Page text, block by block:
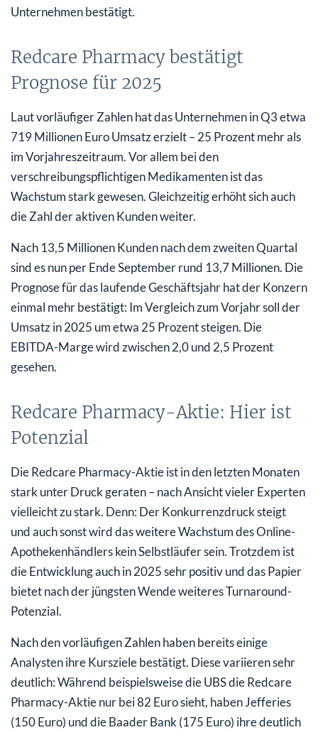
Unternehmen bestätigt.
Redcare Pharmacy bestätigt
Prognose für 2025
Laut vorläufiger Zahlen hat das Unternehmen in Q3 etwa
719 Millionen Euro Umsatz erzielt – 25 Prozent mehr als
im Vorjahreszeitraum. Vor allem bei den
verschreibungspflichtigen Medikamenten ist das
Wachstum stark gewesen. Gleichzeitig erhöht sich auch
die Zahl der aktiven Kunden weiter.
Nach 13,5 Millionen Kunden nach dem zweiten Quartal
sind es nun per Ende September rund 13,7 Millionen. Die
Prognose für das laufende Geschäftsjahr hat der Konzern
einmal mehr bestätigt: Im Vergleich zum Vorjahr soll der
Umsatz in 2025 um etwa 25 Prozent steigen. Die
EBITDA-Marge wird zwischen 2,0 und 2,5 Prozent
gesehen.
Redcare Pharmacy-Aktie: Hier ist
Potenzial
Die Redcare Pharmacy-Aktie ist in den letzten Monaten
stark unter Druck geraten – nach Ansicht vieler Experten
vielleicht zu stark. Denn: Der Konkurrenzdruck steigt
und auch sonst wird das weitere Wachstum des Online-
Apothekenhändlers kein Selbstläufer sein. Trotzdem ist
die Entwicklung auch in 2025 sehr positiv und das Papier
bietet nach der jüngsten Wende weiteres Turnaround-
Potenzial.
Nach den vorläufigen Zahlen haben bereits einige
Analysten ihre Kursziele bestätigt. Diese variieren sehr
deutlich: Während beispielsweise die UBS die Redcare
Pharmacy-Aktie nur bei 82 Euro sieht, haben Jefferies
(150 Euro) und die Baader Bank (175 Euro) ihre deutlich